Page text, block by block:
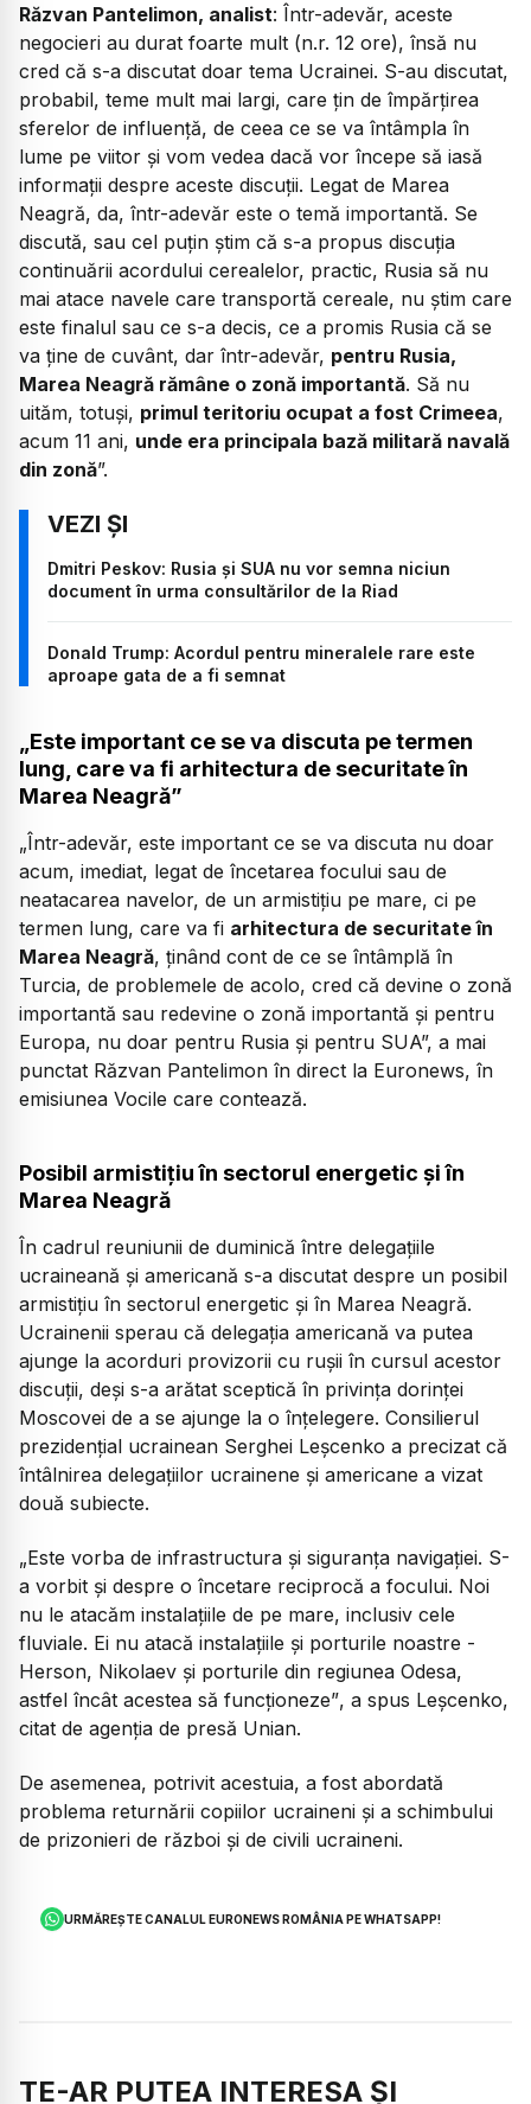
Răzvan Pantelimon, analist: Într-adevăr, aceste
negocieri au durat foarte mult (n.r. 12 ore), însă nu
cred că s-a discutat doar tema Ucrainei. S-au discutat,
probabil, teme mult mai largi, care țin de împărțirea
sferelor de influență, de ceea ce se va întâmpla în
lume pe viitor și vom vedea dacă vor începe să iasă
informații despre aceste discuții. Legat de Marea
Neagră, da, într-adevăr este o temă importantă. Se
discută, sau cel puțin știm că s-a propus discuția
continuării acordului cerealelor, practic, Rusia să nu
mai atace navele care transportă cereale, nu știm care
este finalul sau ce s-a decis, ce a promis Rusia că se
va ține de cuvânt, dar într-adevăr, pentru Rusia,
Marea Neagră rămâne o zonă importantă. Să nu
uităm, totuși, primul teritoriu ocupat a fost Crimeea,
acum 11 ani, unde era principala bază militară navală
din zonă”.
Dmitri Peskov: Rusia și SUA nu vor semna niciun
document în urma consultărilor de la Riad
Donald Trump: Acordul pentru mineralele rare este
aproape gata de a fi semnat
„Este important ce se va discuta pe termen
lung, care va fi arhitectura de securitate în
Marea Neagră”
„Într-adevăr, este important ce se va discuta nu doar
acum, imediat, legat de încetarea focului sau de
neatacarea navelor, de un armistițiu pe mare, ci pe
termen lung, care va fi arhitectura de securitate în
Marea Neagră, ținând cont de ce se întâmplă în
Turcia, de problemele de acolo, cred că devine o zonă
importantă sau redevine o zonă importantă și pentru
Europa, nu doar pentru Rusia și pentru SUA”, a mai
punctat Răzvan Pantelimon în direct la Euronews, în
emisiunea Vocile care contează.
Posibil armistițiu în sectorul energetic și în
Marea Neagră
În cadrul reuniunii de duminică între delegațiile
ucraineană și americană s-a discutat despre un posibil
armistițiu în sectorul energetic și în Marea Neagră.
Ucrainenii sperau că delegația americană va putea
ajunge la acorduri provizorii cu rușii în cursul acestor
discuții, deși s-a arătat sceptică în privința dorinței
Moscovei de a se ajunge la o înțelegere. Consilierul
prezidențial ucrainean Serghei Leșcenko a precizat că
întâlnirea delegațiilor ucrainene și americane a vizat
două subiecte.
„Este vorba de infrastructura și siguranța navigației. S-
a vorbit și despre o încetare reciprocă a focului. Noi
nu le atacăm instalațiile de pe mare, inclusiv cele
fluviale. Ei nu atacă instalațiile și porturile noastre -
Herson, Nikolaev și porturile din regiunea Odesa,
astfel încât acestea să funcționeze”, a spus Leșcenko,
citat de agenția de presă Unian.
De asemenea, potrivit acestuia, a fost abordată
problema returnării copiilor ucraineni și a schimbului
de prizonieri de război și de civili ucraineni.
URMĂREȘTE CANALUL EURONEWS ROMÂNIA PE WHATSAPP!
TE-AR PUTEA INTERESA ȘI